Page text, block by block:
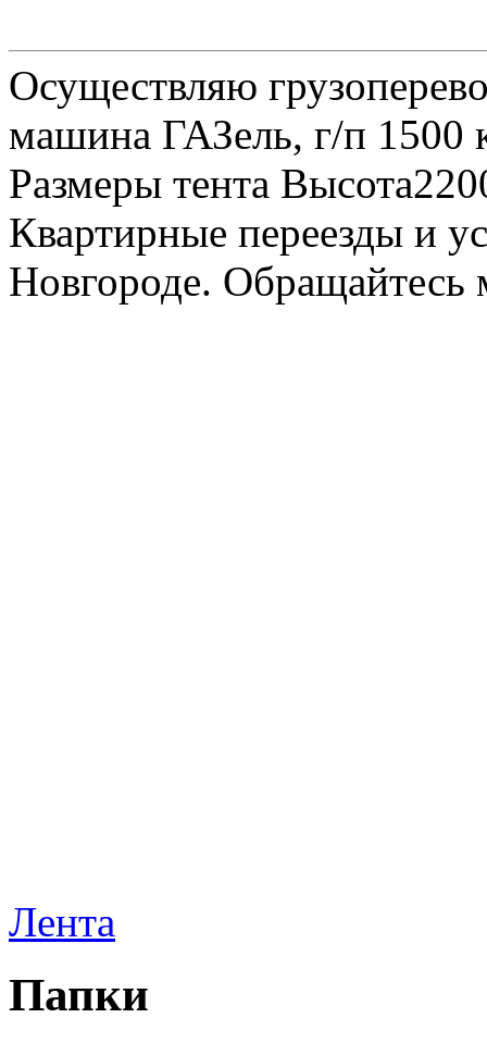
Осуществляю
машина ГАЗель, г/п 1500
Размеры тента
Квартирные переезды и
Новгороде.
Лента
Папки